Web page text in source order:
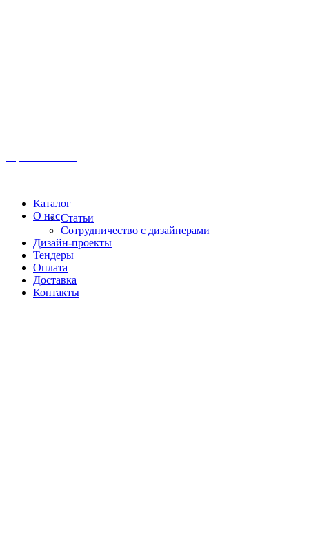
Каталог
О насСтатьи
Сотрудничество с дизайнерами
Дизайн-проекты
Тендеры
Оплата
Доставка
Контакты